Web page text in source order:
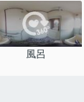
風呂